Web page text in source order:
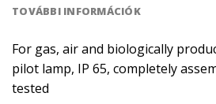
TOVÁBBI INFORMÁCIÓK
For gas, air and biologically
pilot lamp, IP 65, completely
tested